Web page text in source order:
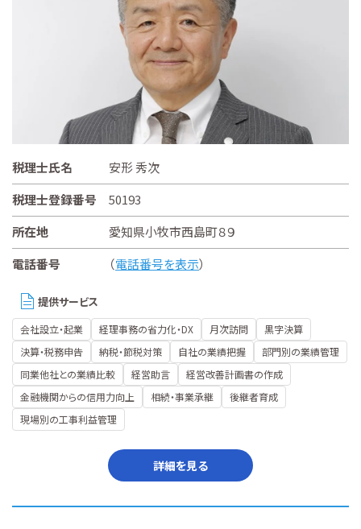
税理士氏名
安形 秀次
税理士登録番号
50193
所在地
愛知県小牧市西島町８９
電話番号
（電話番号を表示）
提供サービス
会社設立・起業 経理事務の省力化・DX 月次訪問
黒字決算
決算・税務申告
納税・節税対策 自社の業績把握
部門別の業績管理
同業他社との業績比較
経営助言
経営改善計画書の作成
金融機関からの信用力向上
相続・事業承継
後継者育成
現場別の工事利益管理
詳細を見る